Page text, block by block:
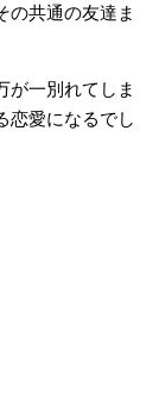
の共通の友達ま
が一別れてしま
恋愛になるでし